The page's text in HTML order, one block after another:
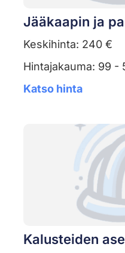
Jääkaapin ja
Keskihinta: 240 €
Hintajakauma: 99 -
Katso hinta
Kalusteiden